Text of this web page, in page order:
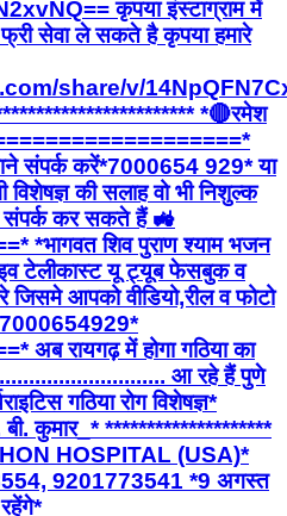
कृपया इंस्टाग्राम में
सेवा ले सकते है कृपया हमारे
share/v/
*🔴रमेश
संपर्क करें*7000654 929* या
की सलाह वो भी निशुल्क
संपर्क कर सकते हैं 🚜
*भागवत शिव पुराण श्याम भजन
टेलीकास्ट यू ट्यूब फेसबुक व
आपको वीडियो,रील व फोटो
अब रायगढ़ में होगा गठिया का
आ रहे हैं पुणे
गठिया रोग विशेषज्ञ*
कुमार_* ********************
HOSPITAL (USA)*
9201773541 *9 अगस्त